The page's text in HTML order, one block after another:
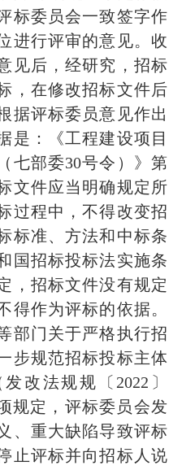
标委员会一致签字作
进行评审的意见。收
见后，经研究，招标
，在修改招标文件后
据评标委员意见作出
是：《工程建设项目
七部委30号令）》第
文件应当明确规定所
过程中，不得改变招
标准、方法和中标条
国招标投标法实施条
，招标文件没有规定
得作为评标的依据。
部门关于严格执行招
步规范招标投标主体
改法规规〔2022〕
规定，评标委员会发
、重大缺陷导致评标
止评标并向招标人说